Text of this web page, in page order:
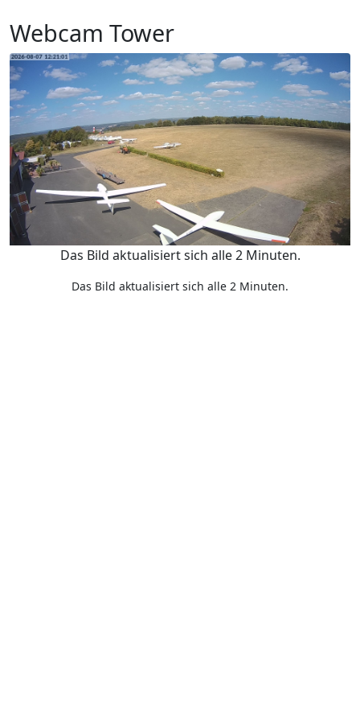
Webcam Tower
Das Bild aktualisiert sich alle 2 Minuten.
Das Bild aktualisiert sich alle 2 Minuten.